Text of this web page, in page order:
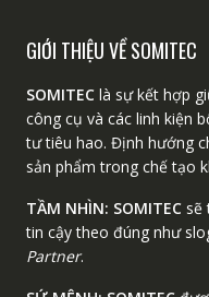
GIỚI THIỆU VỀ SOMITEC
SOMITEClà sự kết hợp
công cụ và các linh kiện
tư tiêu hao. Định hướng
sản phẩm trong chế tạo
TẦM NHÌN: SOMITECsẽ
tin cậy theo đúng như
Partner.